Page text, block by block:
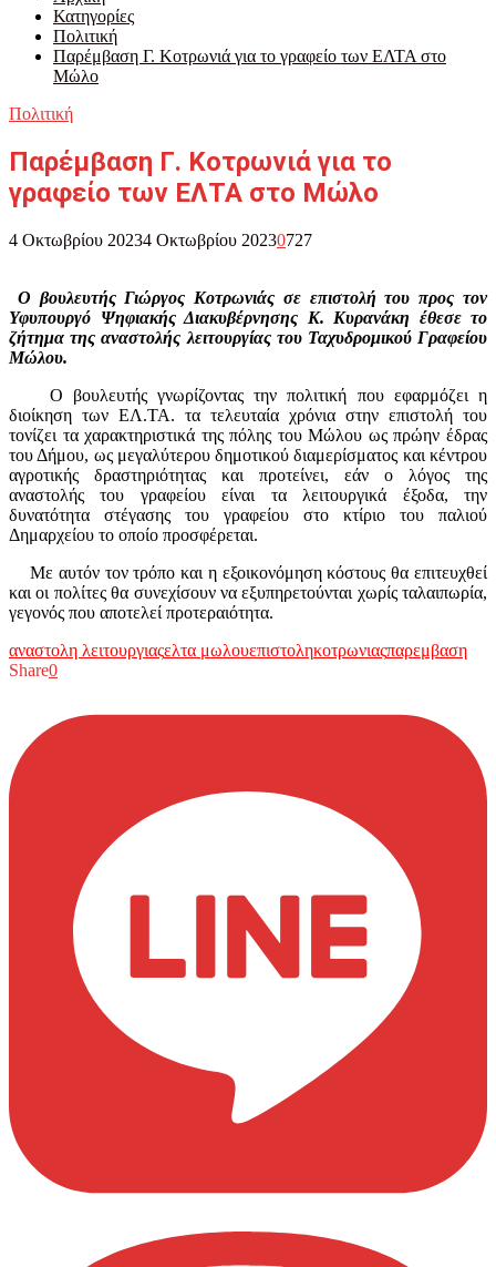
Κατηγορίες
Πολιτική
Παρέμβαση Γ. Κοτρωνιά για το γραφείο των ΕΛΤΑ στο
Μώλο
Πολιτική
Παρέμβαση Γ. Κοτρωνιά για το
γραφείο των ΕΛΤΑ στο Μώλο
4 Οκτωβρίου 20234 Οκτωβρίου 20230727
O βουλευτής Γιώργος Κοτρωνιάς σε επιστολή του προς τoν
Υφυπουργό Ψηφιακής Διακυβέρνησης Κ. Κυρανάκη έθεσε το
ζήτημα της αναστολής λειτουργίας του Ταχυδρομικού Γραφείου
Μώλου.
Ο βουλευτής γνωρίζοντας την πολιτική που εφαρμόζει η
διοίκηση των ΕΛ.ΤΑ. τα τελευταία χρόνια στην επιστολή του
τονίζει τα χαρακτηριστικά της πόλης του Μώλου ως πρώην έδρας
του Δήμου, ως μεγαλύτερου δημοτικού διαμερίσματος και κέντρου
αγροτικής δραστηριότητας και προτείνει, εάν ο λόγος της
αναστολής του γραφείου είναι τα λειτουργικά έξοδα, την
δυνατότητα στέγασης του γραφείου στο κτίριο του παλιού
Δημαρχείου το οποίο προσφέρεται.
Με αυτόν τον τρόπο και η εξοικονόμηση κόστους θα επιτευχθεί
και οι πολίτες θα συνεχίσουν να εξυπηρετούνται χωρίς ταλαιπωρία,
γεγονός που αποτελεί προτεραιότητα.
αναστολη λειτουργιαςελτα μωλουεπιστοληκοτρωνιαςπαρεμβαση
Share0